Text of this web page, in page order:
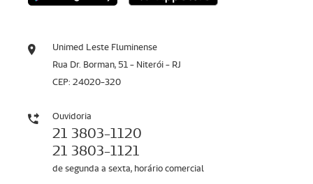
Unimed Leste Fluminense
Rua Dr. Borman, 51 - Niterói - RJ
CEP: 24020-320
Ouvidoria
21 3803-1120
21 3803-1121
de segunda a sexta, horário comercial